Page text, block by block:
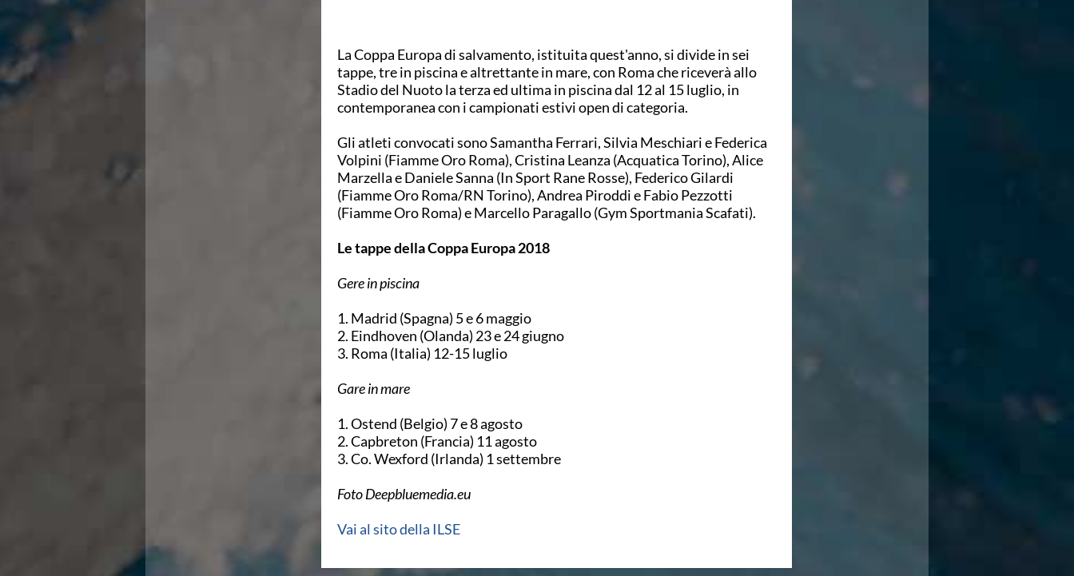
C. F. Verona "Alberto Castagnetti"
La Coppa Europa di salvamento, istituita quest'anno, si divide in sei
tappe, tre in piscina e altrettante in mare, con Roma che riceverà allo
Stadio del Nuoto la terza ed ultima in piscina dal 12 al 15 luglio, in
contemporanea con i campionati estivi open di categoria.
Gli atleti convocati sono Samantha Ferrari, Silvia Meschiari e Federica
Volpini (Fiamme Oro Roma), Cristina Leanza (Acquatica Torino), Alice
Marzella e Daniele Sanna (In Sport Rane Rosse), Federico Gilardi
(Fiamme Oro Roma/RN Torino), Andrea Piroddi e Fabio Pezzotti
(Fiamme Oro Roma) e Marcello Paragallo (Gym Sportmania Scafati).
Le tappe della Coppa Europa 2018
Gere in piscina
1. Madrid (Spagna) 5 e 6 maggio
2. Eindhoven (Olanda) 23 e 24 giugno
3. Roma (Italia) 12-15 luglio
Gare in mare
1. Ostend (Belgio) 7 e 8 agosto
2. Capbreton (Francia) 11 agosto
3. Co. Wexford (Irlanda) 1 settembre
Foto Deepbluemedia.eu
Vai al sito della ILSE